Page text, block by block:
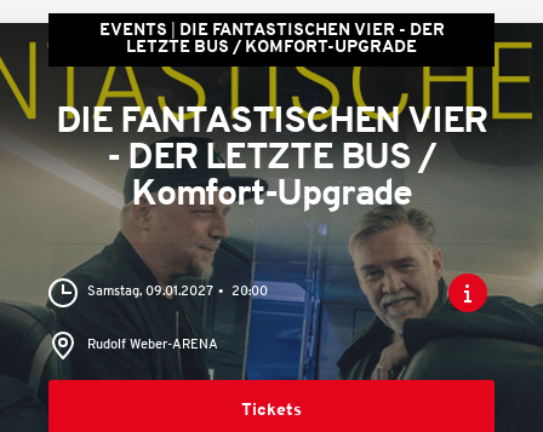
EVENTS
DIE FANTASTISCHEN VIER - DER
LETZTE BUS / KOMFORT-UPGRADE
DIE FANTASTISCHEN VIER
- DER LETZTE BUS /
Komfort-Upgrade
Samstag, 09.01.2027 20:00
Rudolf Weber-ARENA
Tickets